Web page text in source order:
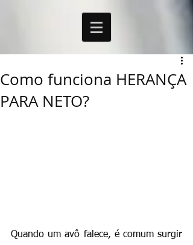
Como funciona HERANÇA
PARA NETO?
Quando um avô falece, é comum surgir